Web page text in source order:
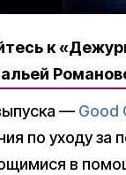
к
— Good
по уходу за
в